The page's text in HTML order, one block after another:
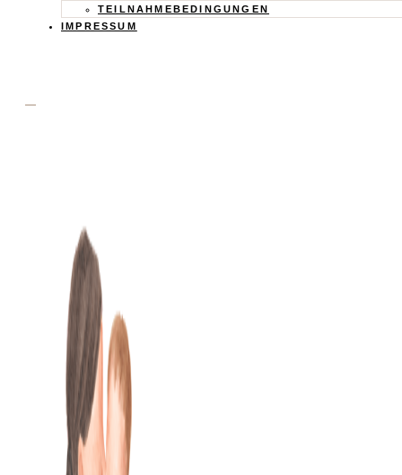
TEILNAHMEBEDINGUNGEN
IMPRESSUM